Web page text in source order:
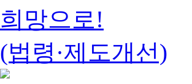
희망으로!
(법령·제도개선)